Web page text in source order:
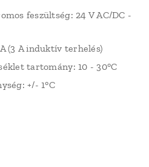
feszültség: 24 V AC/DC -
(3 A induktív terhelés)
tartomány: 10 - 30°C
+/- 1°C